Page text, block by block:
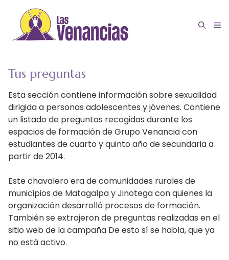
contenido
Tus preguntas
Esta sección contiene información sobre sexualidad
dirigida a personas adolescentes y jóvenes. Contiene
un listado de preguntas recogidas durante los
espacios de formación de Grupo Venancia con
estudiantes de cuarto y quinto año de secundaria a
partir de 2014.
Este chavalero era de comunidades rurales de
municipios de Matagalpa y Jinotega con quienes la
organización desarrolló procesos de formación.
También se extrajeron de preguntas realizadas en el
sitio web de la campaña De esto sí se habla, que ya
no está activo.